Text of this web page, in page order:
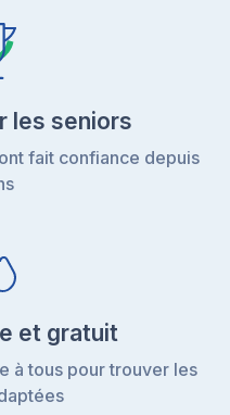
les seniors
fait confiance depuis
et gratuit
à tous pour trouver les